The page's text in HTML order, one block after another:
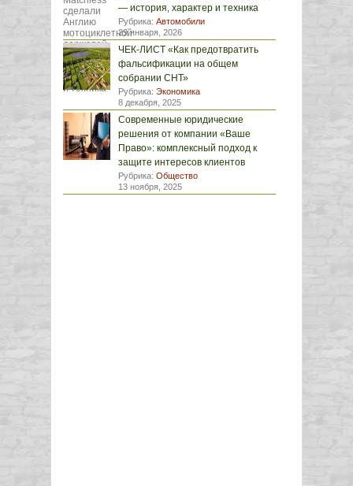
— история, характер и техника
Рубрика: Автомобили
29 января, 2026
ЧЕК-ЛИСТ «Как предотвратить
фальсификации на общем
собрании СНТ»
Рубрика: Экономика
8 декабря, 2025
Современные юридические
решения от компании «Ваше
Право»: комплексный подход к
защите интересов клиентов
Рубрика: Общество
13 ноября, 2025